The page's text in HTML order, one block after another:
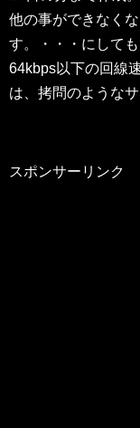
他の事ができなく
す。・・・にして
64kbps以下の回線
は、拷問のような
スポンサーリンク